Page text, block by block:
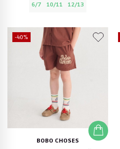
6/7 10/11 12/13
-40%
BOBO CHOSES